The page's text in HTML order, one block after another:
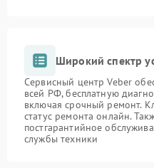
Широкий спектр
Сервисный центр Veber
всей РФ, бесплатную
включая срочный ремонт.
статус ремонта онлайн.
постгарантийное
службы техники